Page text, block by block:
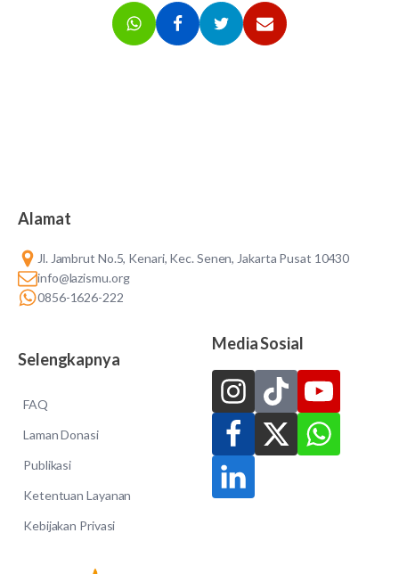
Alamat
Jl. Jambrut No.5, Kenari, Kec. Senen, Jakarta Pusat 10430
info@lazismu.org
0856-1626-222
Selengkapnya
FAQ
Laman Donasi
Publikasi
Ketentuan Layanan
Kebijakan Privasi
Media Sosial